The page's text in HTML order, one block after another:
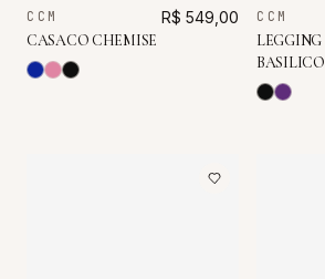
CCM
CASACO CHEMISE
R$ 549,00 CCM
LEGGING
BASILICO